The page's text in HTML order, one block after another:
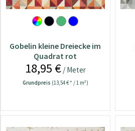
Gobelin kleine Dreiecke im
Quadrat rot
18,95 €/ Meter
Grundpreis (13,54 € * / 1 m²)